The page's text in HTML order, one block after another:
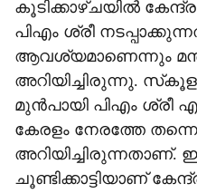
കൂടിക്കാഴ്ചയില്‍
പിഎം ശ്രീ
ആവശ്യമാണെന്നും
അറിയിച്ചിരുന്നു.
മുന്‍പായി പിഎം ശ്രീ
കേരളം നേരത്തേ
അറിയിച്ചിരുന്നതാണ്.
ചൂണ്ടിക്കാട്ടിയാണ്